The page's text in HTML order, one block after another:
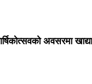
अवसरमा